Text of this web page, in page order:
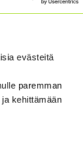
evästeitä
paremman
kehittämään